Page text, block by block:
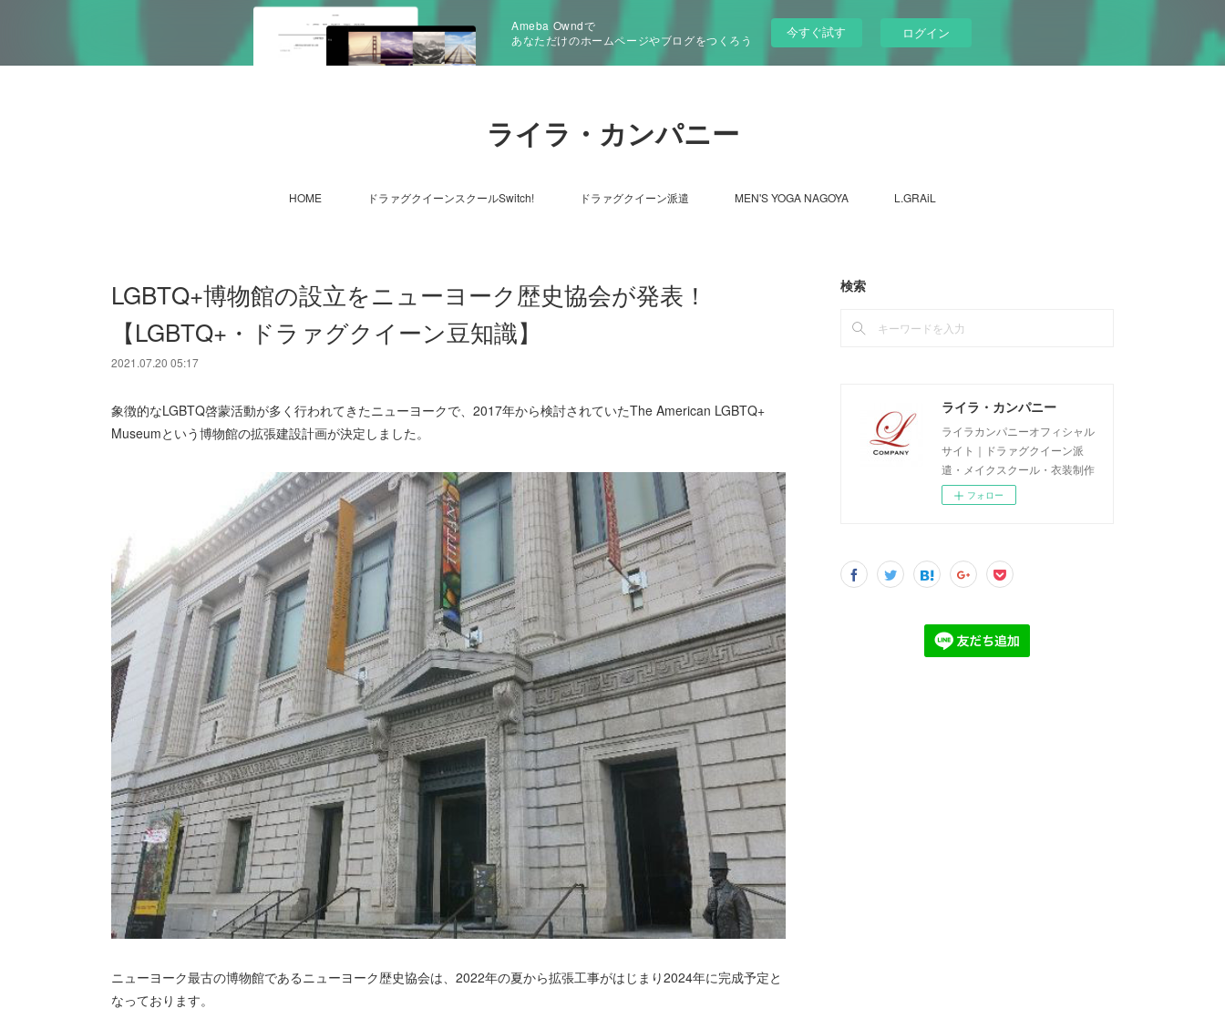
Ameba Owndで
あなただけのホームページやブログをつくろう
今すぐ試す ログイン
ライラ・カンパニー
HOME ドラァグクイーンスクールSwitch! ドラァグクイーン派遣 MEN'S YOGA NAGOYA L.GRAiL
LGBTQ+博物館の設立をニューヨーク歴史協会が発表！
【LGBTQ+・ドラァグクイーン豆知識】
2021.07.20 05:17
象徴的なLGBTQ啓蒙活動が多く行われてきたニューヨークで、2017年から検討されていたThe American LGBTQ+
Museumという博物館の拡張建設計画が決定しました。
ニューヨーク最古の博物館であるニューヨーク歴史協会は、2022年の夏から拡張工事がはじまり2024年に完成予定と
なっております。
検索
ライラ・カンパニー
ライラカンパニーオフィシャル
サイト｜ドラァグクイーン派
遣・メイクスクール・衣装制作
フォロー